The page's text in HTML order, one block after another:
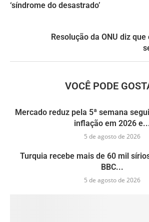
‘síndrome do desastrado’
Resolução da ONU diz que
VOCÊ PODE
Mercado reduz pela 5ª semana
inflação em 2026
5 de agosto de 2026
Turquia recebe mais de 60 mil
BBC...
5 de agosto de 2026